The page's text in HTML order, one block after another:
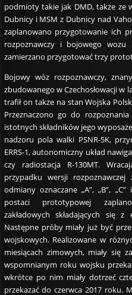
podmioty takie jak DMD, także ze
Dubnicy i MSM z Dubnicy nad
zaplanowano przygotowanie ich
rozpoznawczy i bojowego
zamierzano przygotować trzy
Bojowy wóz rozpoznawczy,
zbudowanego w Czechosłowacji w
trafił on także na stan Wojska
Przeznaczono go do
istotnych składników jego
nadzoru pola walki PSNR-5K,
ERRS-1, autonomiczny układ
czy radiostacja R-130MT.
przypadku wersji
odmiany oznaczane „A”, „B”,
postaci prototypowej
zakładowych składających się
Następne próby miały już być
wojskowych. Realizowane w
miesiącach zimowych, miały się
wspomnianym roku wojsku
wkrótce po nim miały dotrzeć
przekazać do czerwca 2017 roku.